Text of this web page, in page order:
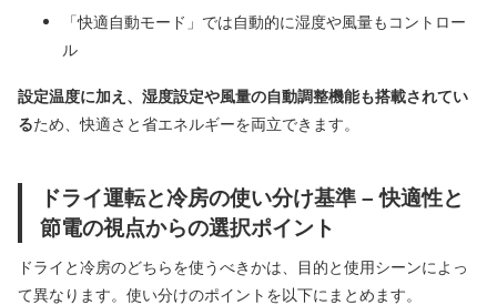
「快適自動モード」では自動的に湿度や風量もコントロー
ル
設定温度に加え、湿度設定や風量の自動調整機能も搭載されてい
るため、快適さと省エネルギーを両立できます。
ドライ運転と冷房の使い分け基準 – 快適性と
節電の視点からの選択ポイント
ドライと冷房のどちらを使うべきかは、目的と使用シーンによっ
て異なります。使い分けのポイントを以下にまとめます。